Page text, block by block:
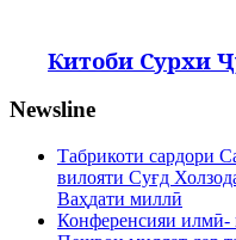
Китоби Сурхи
Newsline
Табрикоти сардори
вилояти Суғд
Ваҳдати миллӣ
Конференсияи илмӣ-